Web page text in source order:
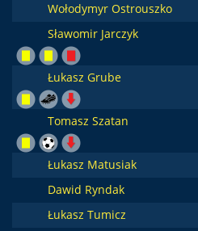
Wołodymyr Ostrouszko
Sławomir Jarczyk
Łukasz Grube
Tomasz Szatan
Łukasz Matusiak
Dawid Ryndak
Łukasz Tumicz